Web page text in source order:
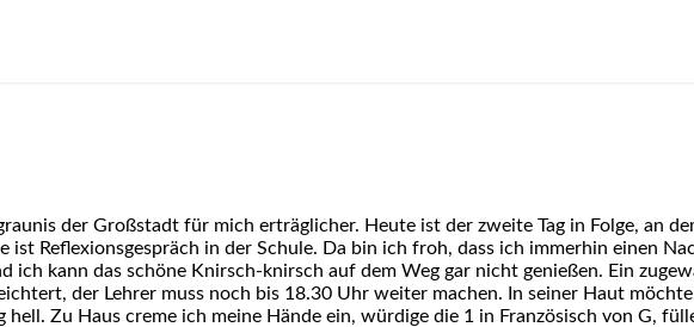
der Großstadt für mich erträglicher. Heute ist der zweite Tag in Folge, an
ist Reflexionsgespräch in der Schule. Da bin ich froh, dass ich immerhin einen
ich kann das schöne Knirsch-knirsch auf dem Weg gar nicht genießen. Ein
der Lehrer muss noch bis 18.30 Uhr weiter machen. In seiner Haut
Zu Haus creme ich meine Hände ein, würdige die 1 in Französisch von G,